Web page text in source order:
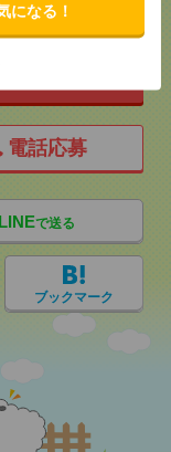
になる！
電話応募
LINEで送る
ブックマーク